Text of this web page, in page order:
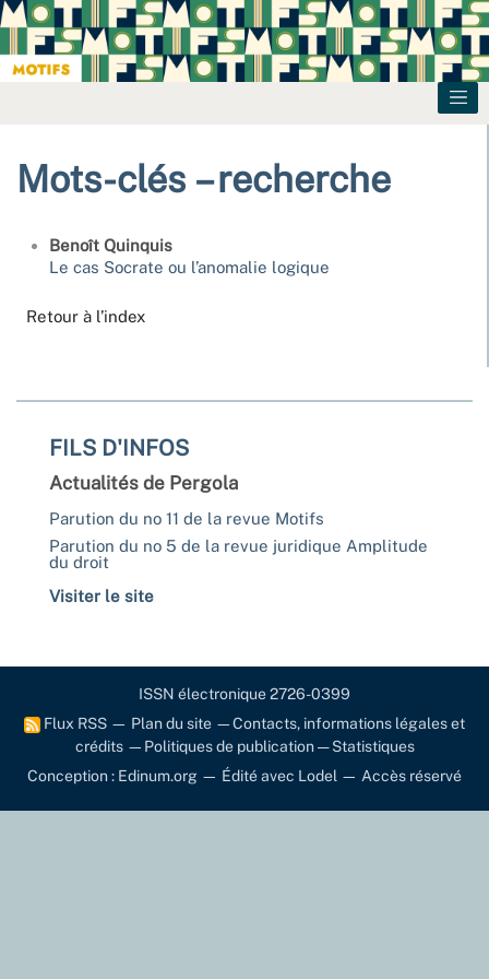
Mots-clés – recherche
Benoît Quinquis
Le cas Socrate ou l’anomalie logique
Retour à l’index
FILS D'INFOS
Actualités de Pergola
Parution du no 11 de la revue Motifs
Parution du no 5 de la revue juridique Amplitude
du droit
Visiter le site
ISSN électronique 2726-0399
Flux RSS — Plan du site —Contacts, informations légales et
crédits— Politiques de publication—Statistiques
Conception : Edinum.org — Édité avec Lodel — Accès réservé